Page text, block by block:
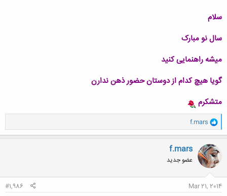
سلام
سال نو مبارک
میشه راهنمایی کنید
گویا هیچ کدام از دوستان حضور ذهن ندارن
متشکرم
و
ا
ک
ن
ش
ه
ا
f.mars
f.mars
عضو جدید
Mar 21, 2014
#1,986